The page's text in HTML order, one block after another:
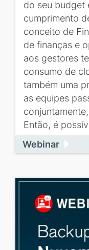
do seu budget
cumprimento
conceito de
de finanças e
aos gestores
consumo de
também uma
as equipes
Então, é
de custos
Webinar